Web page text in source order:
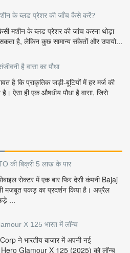
के ब्लड प्रेशर की जाँच कैसे करें?
मशीन के ब्लड प्रेशर की जांच करना थोड़ा
सकता है, लेकिन कुछ सामान्य संकेतों और उपायो...
है वासा का पौधा
है कि प्राकृतिक जड़ी-बूटियों में हर मर्ज की
है। ऐसा ही एक औषधीय पौधा है वासा, जिसे
की बिक्री 5 लाख के पार
सेक्टर में एक बार फिर देसी कंपनी Bajaj
मजबूत पकड़ का प्रदर्शन किया है। अप्रैल
...
X 125 भारत में लॉन्च
ने भारतीय बाजार में अपनी नई
Hero Glamour X 125 (2025) को लॉन्च